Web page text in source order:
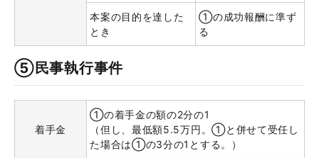
本案の目的を達した
とき
①の成功報酬に準ず
る
⑤民事執行事件
着手金
①の着手金の額の2分の1
（但し、最低額5.5万円。①と併せて受任し
た場合は①の3分の1とする。）